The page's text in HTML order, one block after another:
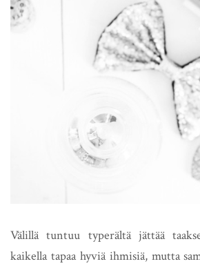
Välillä tuntuu typerältä jättää
kaikella tapaa hyviä ihmisiä, mutta